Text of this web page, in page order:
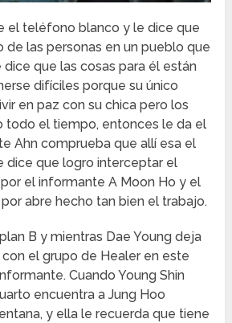
el teléfono blanco y le dice que
de las personas en un pueblo que
que las cosas para él están
difíciles porque su único
en paz con su chica pero los
todo el tiempo, entonces le da el
Ahn comprueba que allí esa el
dice que logro interceptar el
el informante A Moon Ho y el
abre hecho tan bien el trabajo.
B y mientras Dae Young deja
el grupo de Healer en este
Cuando Young Shin
encuentra a Jung Hoo
y ella le recuerda que tiene